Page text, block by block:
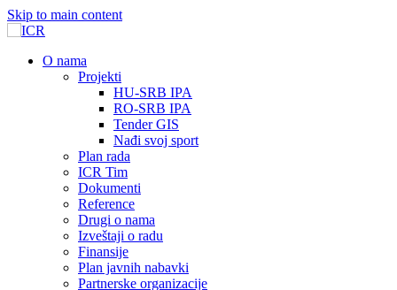
Skip to main content
О nama
Projekti
HU-SRB IPA
RO-SRB IPA
Tender GIS
Nađi svoj sport
Plan rada
ICR Tim
Dokumenti
Reference
Drugi o nama
Izveštaji o radu
Finansije
Plan javnih nabavki
Partnerske organizacije